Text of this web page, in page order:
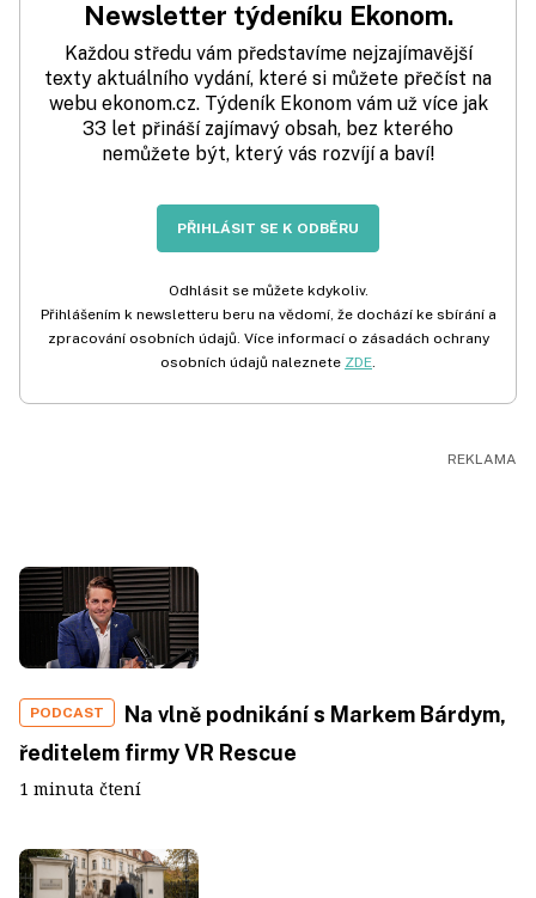
Newsletter týdeníku Ekonom.
Každou středu vám představíme nejzajímavější
texty aktuálního vydání, které si můžete přečíst na
webu ekonom.cz. Týdeník Ekonom vám už více jak
33 let přináší zajímavý obsah, bez kterého
nemůžete být, který vás rozvíjí a baví!
PŘIHLÁSIT SE K ODBĚRU
Odhlásit se můžete kdykoliv.
Přihlášením k newsletteru beru na vědomí, že dochází ke sbírání a
zpracování osobních údajů. Více informací o zásadách ochrany
osobních údajů naleznete ZDE.
PODCAST
Na vlně podnikání s Markem Bárdym,
ředitelem firmy VR Rescue
1 minuta čtení